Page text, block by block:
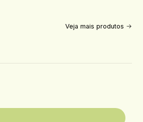
Veja mais produtos